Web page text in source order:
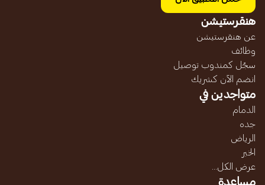
هنقرستيشن
عن هنقرستيشن
وظائف
سجّل كمندوب توصيل
انضم الآن كشريك
متواجدين في
الدمام
جده
الرياض
الخبر
عرض الكل...
مساعدة